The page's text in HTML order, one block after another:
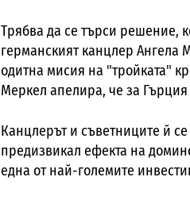
Трябва да се търси решение,
германският канцлер Ангела
одитна мисия на "тройката"
Меркел апелира, че за
Канцлерът и съветниците й
предизвикал ефекта на
една от най-големите